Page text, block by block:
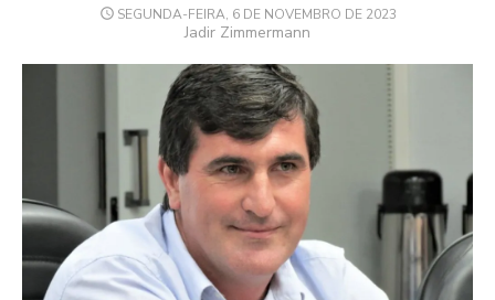
POSTED
SEGUNDA-FEIRA, 6 DE NOVEMBRO DE 2023
Author
Jadir Zimmermann